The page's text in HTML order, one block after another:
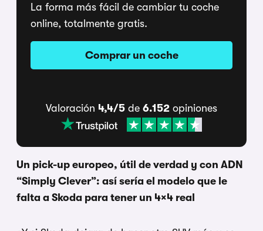
La forma más fácil de cambiar tu coche
online, totalmente gratis.
Comprar un coche
Valoración 4,4/5 de 6.152 opiniones
Un pick-up europeo, útil de verdad y con ADN
“Simply Clever”: así sería el modelo que le
falta a Skoda para tener un 4×4 real